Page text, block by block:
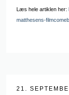
Læs hele artiklen her:
matthesens-
21.